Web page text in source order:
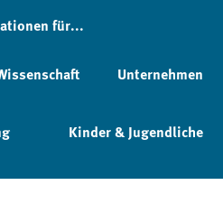
für...
Unternehmen
Kinder & Jugendliche